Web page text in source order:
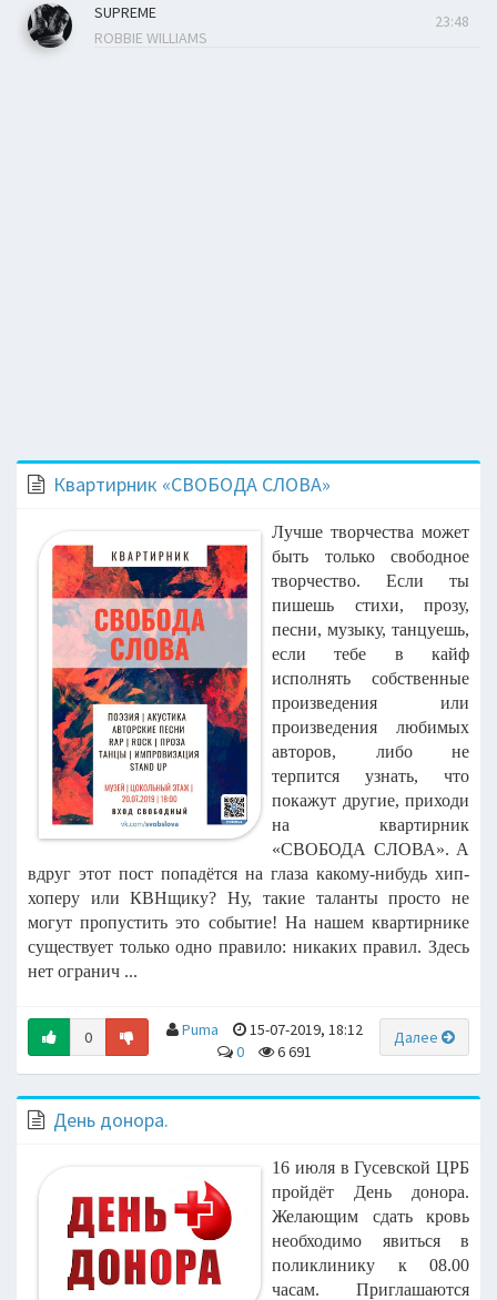
SUPREME
ROBBIE WILLIAMS
23:48
Квартирник «СВОБОДА СЛОВА»
Лучше творчества может
быть только свободное
творчество. Если ты
пишешь стихи, прозу,
песни, музыку, танцуешь,
если тебе в кайф
исполнять собственные
произведения или
произведения любимых
авторов, либо не
терпится узнать, что
покажут другие, приходи
на квартирник
«СВОБОДА СЛОВА». А
вдруг этот пост попадётся на глаза какому-нибудь хип-
хоперу или КВНщику? Ну, такие таланты просто не
могут пропустить это событие! На нашем квартирнике
существует только одно правило: никаких правил. Здесь
нет огранич ...
0 Далее
Puma
15-07-2019, 18:12
0
6 691
День донора.
16 июля в Гусевской ЦРБ
пройдёт День донора.
Желающим сдать кровь
необходимо явиться в
поликлинику к 08.00
часам. Приглашаются